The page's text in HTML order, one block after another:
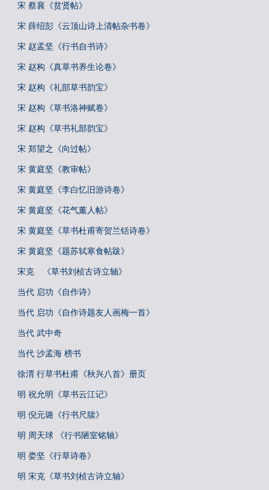
宋 蔡襄《贫贤帖》
宋 薛绍彭《云顶山诗上清帖杂书卷》
宋 赵孟坚《行书自书诗》
宋 赵构《真草书养生论卷》
宋 赵构《礼部草书韵宝》
宋 赵构《草书洛神赋卷》
宋 赵构《草书礼部韵宝》
宋 郑望之《向过帖》
宋 黄庭坚《教审帖》
宋 黄庭坚《李白忆旧游诗卷》
宋 黄庭坚《花气薰人帖》
宋 黄庭坚《草书杜甫寄贺兰铦诗卷》
宋 黄庭坚《题苏轼寒食帖跋》
宋克 《草书刘桢古诗立轴》
当代 启功《自作诗》
当代 启功《自作诗题友人画梅一首》
当代 武中奇
当代 沙孟海 榜书
徐渭 行草书杜甫《秋兴八首》册页
明 祝允明《草书云江记》
明 倪元璐《行书尺牍》
明 周天球 《行书陋室铭轴》
明 娄坚《行草诗卷》
明 宋克《草书刘桢古诗立轴》